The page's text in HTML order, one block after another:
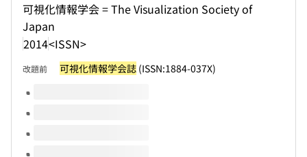
可視化情報学会 = The Visualization Society of
Japan
2014<ISSN>
改題前 可視化情報学会誌 (ISSN:1884-037X)
このタイトルの巻号